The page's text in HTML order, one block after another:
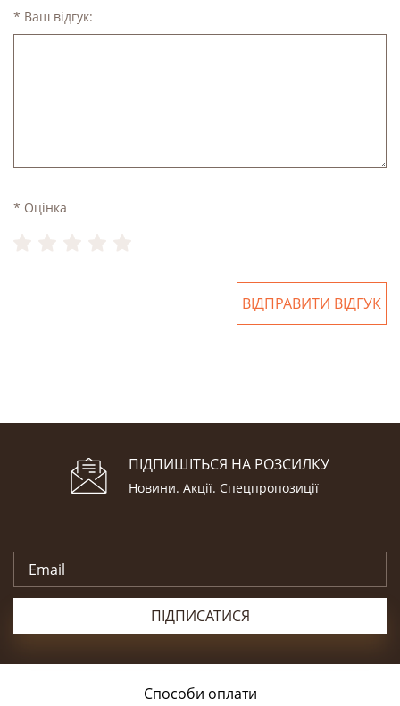
* Ваш відгук:
* Оцінка
ВІДПРАВИТИ ВІДГУК
ПІДПИШІТЬСЯ НА РОЗСИЛКУ
Новини. Акції. Cпецпропозиції
ПІДПИСАТИСЯ
Способи оплати